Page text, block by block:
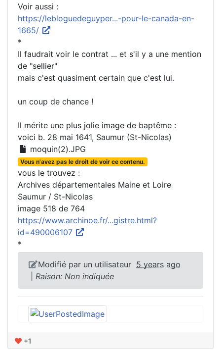
Voir aussi :
https://lebloguedeguyper...-pour-le-canada-en-
1665/
*
Il faudrait voir le contrat ... et s'il y a une mention
de "sellier"
mais c'est quasiment certain que c'est lui.
un coup de chance !
Il mérite une plus jolie image de baptême :
voici b. 28 mai 1641, Saumur (St-Nicolas)
moquin(2).JPG
Vous n'avez pas le droit de voir ce contenu.
vous le trouvez :
Archives départementales Maine et Loire
Saumur / St-Nicolas
image 518 de 764
https://www.archinoe.fr/...gistre.html?
id=490006107
*
Modifié par un utilisateur 5 years ago
Raison: Non indiquée
+1